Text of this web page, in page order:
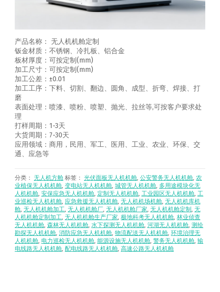
产品名称： 无人机机舱定制
钣金材质：不锈钢、冷扎板、铝合金
板材厚度：可按定制(mm)
加工尺寸：可按定制(mm)
加工公差：±0.01
加工工序：下料、切割、翻边、圆角、成型、折弯、焊接、打
磨
表面处理：喷漆、喷粉、喷塑、抛光、拉丝等,可按客户要求处
理
打样周期：1-3天
大货周期：7-30天
应用领域：商用，民用、军工、医用、工业、农业、环保、交
通、应急等
分类： 无人机方舱 标签： 光伏面板无人机机舱, 公安警务无人机机舱, 农
业植保无人机机舱, 变电站无人机机舱, 城管无人机机舱, 多用途模块化无
人机机舱, 安保应急无人机机舱, 定制无人机机舱, 工业园区无人机机舱, 工
业巡检无人机机舱, 应急救援无人机机舱, 无人机机场机舱, 无人机机库机
舱, 无人机机舱加工, 无人机机舱厂, 无人机机舱厂家, 无人机机舱定制 , 无
人机机舱定制加工, 无人机机舱生产厂家, 极地科考无人机机舱, 林业侦查
无人机机舱, 森林无人机机舱, 水下探测无人机机舱, 河湖无人机机舱, 测绘
勘探无人机机舱, 消防应急无人机机舱, 物流配送无人机机舱, 环境治理无
人机机舱, 电力巡检无人机机舱, 能源设施无人机机舱, 警务无人机机舱, 输
电线路无人机机舱, 配电线路无人机机舱, 高速公路无人机机舱